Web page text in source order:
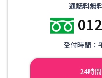
通話料無
受付時間
24時